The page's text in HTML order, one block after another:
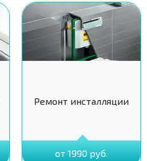
Ремонт инсталляции
от 1990 руб.